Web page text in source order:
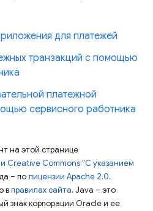
для платежей
транзакций с помощью
платежной
сервисного работника
на этой странице
Creative Commons "С указанием
– полицензии Apache 2.0.
вправилах сайта. Java – это
знак корпорации Oracle и ее